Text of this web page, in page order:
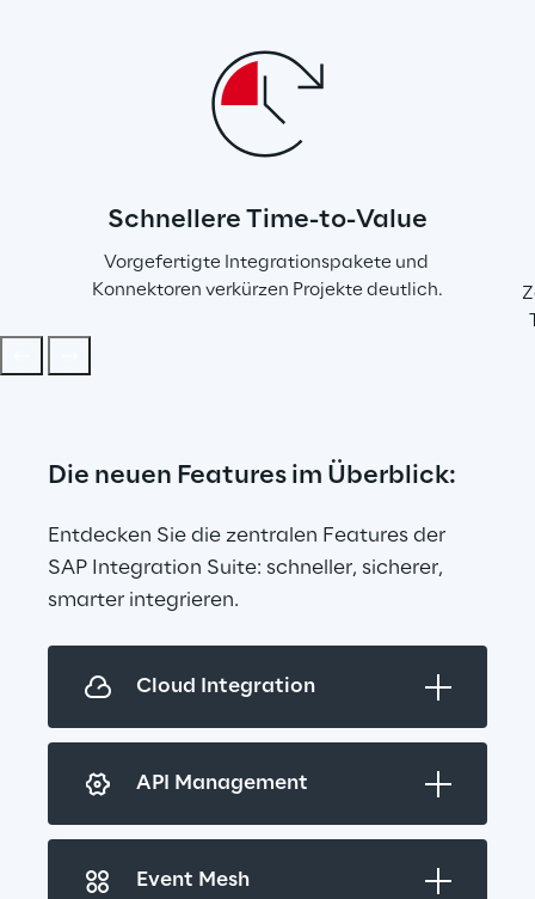
Schnellere Time-to-Value
Vorgefertigte Integrationspakete und
Konnektoren verkürzen Projekte deutlich.
Die neuen Features im Überblick:
Entdecken Sie die zentralen Features der
SAP Integration Suite: schneller, sicherer,
smarter integrieren.
Cloud Integration
API Management
Event Mesh